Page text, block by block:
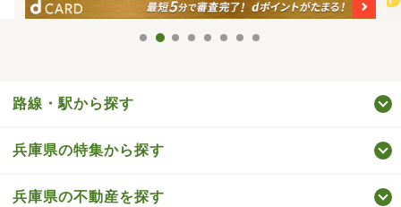
路線・駅から探す
兵庫県の特集から探す
兵庫県の不動産を探す